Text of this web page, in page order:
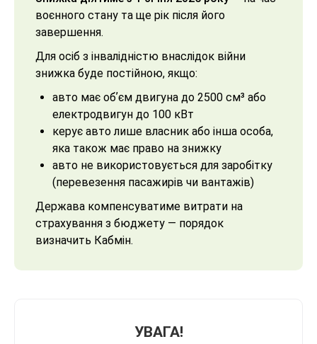
воєнного стану та ще рік після його
завершення.
Для осіб з інвалідністю внаслідок війни
знижка буде постійною, якщо:
авто має обʼєм двигуна до 2500 см³ або
електродвигун до 100 кВт
керує авто лише власник або інша особа,
яка також має право на знижку
авто не використовується для заробітку
(перевезення пасажирів чи вантажів)
Держава компенсуватиме витрати на
страхування з бюджету — порядок
визначить Кабмін.
УВАГА!